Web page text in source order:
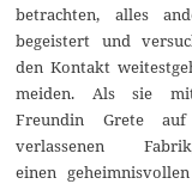
betrachten, alles
begeistert und
den Kontakt
meiden. Als sie
Freundin Grete
verlassenen
einen